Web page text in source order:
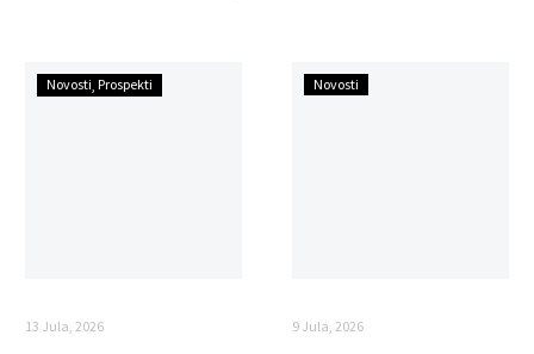
Novosti Prospekti
13 Jula, 2026
Novosti
9 Jula, 2026